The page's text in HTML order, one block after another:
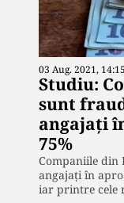
03 Aug. 2021, 14:15
Studiu:
sunt
angajaţi
75%
Companiile din
angajaţi în
iar printre cele